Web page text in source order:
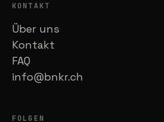
KONTAKT
Über uns
Kontakt
FAQ
info@bnkr.ch
FOLGEN